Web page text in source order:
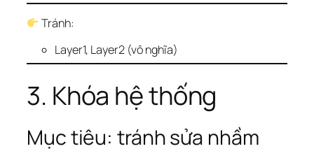
Tránh:
Layer1, Layer2 (vô nghĩa)
3. Khóa hệ thống
Mục tiêu: tránh sửa nhầm